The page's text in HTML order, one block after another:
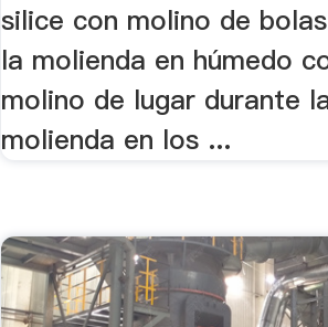
silice con molino de
la molienda en húmedo
molino de lugar durante
molienda en los ...